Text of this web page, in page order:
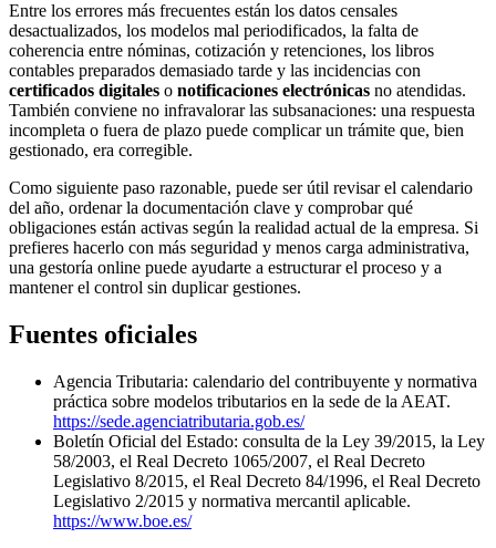
Entre los errores más frecuentes están los datos censales
desactualizados, los modelos mal periodificados, la falta de
coherencia entre nóminas, cotización y retenciones, los libros
contables preparados demasiado tarde y las incidencias con
certificados digitales o notificaciones electrónicas no atendidas.
También conviene no infravalorar las subsanaciones: una respuesta
incompleta o fuera de plazo puede complicar un trámite que, bien
gestionado, era corregible.
Como siguiente paso razonable, puede ser útil revisar el calendario
del año, ordenar la documentación clave y comprobar qué
obligaciones están activas según la realidad actual de la empresa. Si
prefieres hacerlo con más seguridad y menos carga administrativa,
una gestoría online puede ayudarte a estructurar el proceso y a
mantener el control sin duplicar gestiones.
Fuentes oficiales
Agencia Tributaria: calendario del contribuyente y normativa
práctica sobre modelos tributarios en la sede de la AEAT.
https://sede.agenciatributaria.gob.es/
Boletín Oficial del Estado: consulta de la Ley 39/2015, la Ley
58/2003, el Real Decreto 1065/2007, el Real Decreto
Legislativo 8/2015, el Real Decreto 84/1996, el Real Decreto
Legislativo 2/2015 y normativa mercantil aplicable.
https://www.boe.es/